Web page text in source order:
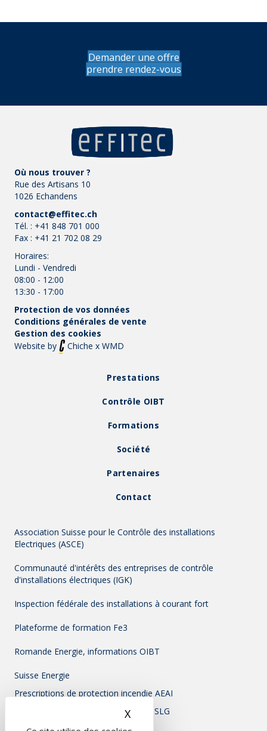
X Masquer le bandeau des
Demander une offre
prendre rendez-vous
Où nous trouver ?
Rue des Artisans 10
1026 Echandens
contact@effitec.ch
Tél. : +41 848 701 000
Fax : +41 21 702 08 29
Horaires:
Lundi - Vendredi
08:00 - 12:00
13:30 - 17:00
Protection de vos données
Conditions générales de vente
Gestion des cookies
Website by
Chiche x WMD
Prestations
Contrôle OIBT
Formations
Société
Partenaires
Contact
Association Suisse pour le Contrôle des installations
Electriques (ASCE)
Communauté d'intérêts des entreprises de contrôle
d'installations électriques (IGK)
Inspection fédérale des installations à courant fort
Plateforme de formation Fe3
Romande Energie, informations OIBT
Suisse Energie
Prescriptions de protection incendie AEAI
Association Suisse pour l'éclairage - SLG